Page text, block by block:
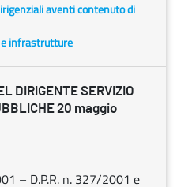
aventi contenuto di
e infrastrutture
DIRIGENTE SERVIZIO
20 maggio
– D.P.R. n. 327/2001 e